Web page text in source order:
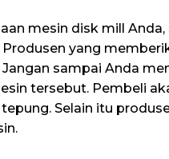
mesin disk mill
yang
sampai Anda
tersebut. Pembeli
Selain itu